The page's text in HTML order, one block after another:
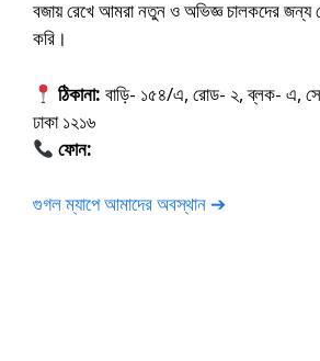
বজায় রেখে আমরা নতুন ও অভিজ্ঞ চালকদের জন্য
করি।
ঠিকানা: বাড়ি- ১৫৪/এ, রোড- ২, ব্লক- এ,
ঢাকা ১২১৬
ফোন:
গুগল ম্যাপে আমাদের অবস্থান ➔